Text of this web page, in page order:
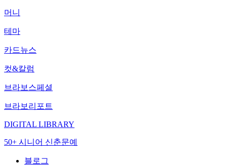
머니
테마
카드뉴스
컷&칼럼
브라보스페셜
브라보리포트
DIGITAL LIBRARY
50+ 시니어 신춘문예
블로그